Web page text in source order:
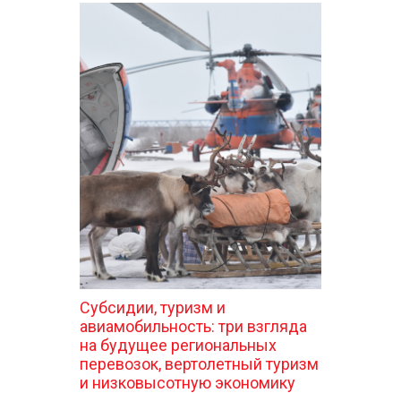
Субсидии, туризм и
авиамобильность: три взгляда
на будущее региональных
перевозок, вертолетный туризм
и низковысотную экономику